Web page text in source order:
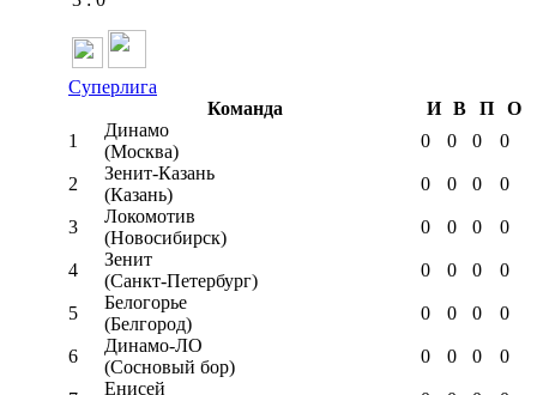
Суперлига
Команда
И В П
О
1
Динамо
(Москва)
0 0 0 0
2
Зенит-Казань
(Казань)
0 0 0 0
3
Локомотив
(Новосибирск)
0 0 0 0
4
Зенит
(Санкт-Петербург)
0 0 0 0
5
Белогорье
(Белгород)
0 0 0 0
6
Динамо-ЛО
(Сосновый бор)
0 0 0 0
Енисей